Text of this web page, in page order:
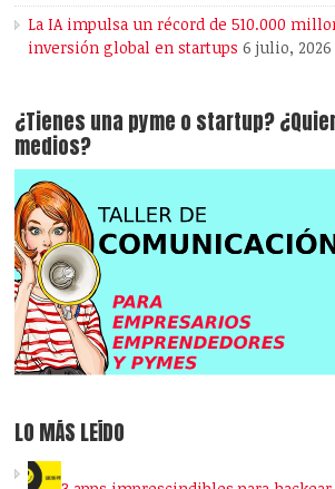
La IA impulsa un récord de 510.000
inversión global en startups 6 julio, 2026
¿Tienes una pyme o startup? ¿Quieres salir en los
medios?
LO MÁS LEÍDO